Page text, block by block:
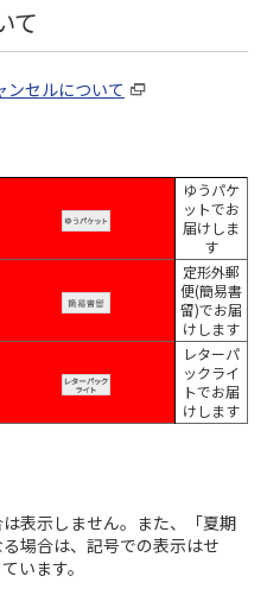
て
ンセルについて
ゆうパケ
ットでお
届けしま
す
定形外郵
便(簡易書
留)でお届
けします
レターパ
ックライ
トでお届
けします
表示しません。また、「夏期
場合は、記号での表示はせ
います。